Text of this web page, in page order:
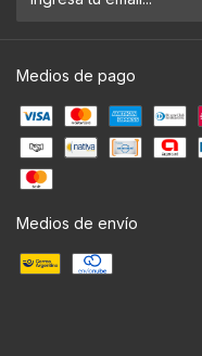
Medios de pago
Medios de envío